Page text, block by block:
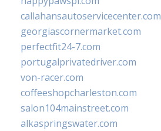
callahansautoservicecenter.com
georgiascornermarket.com
perfectfit24-7.com
portugalprivatedriver.com
von-racer.com
coffeeshopcharleston.com
salon104mainstreet.com
alkaspringswater.com